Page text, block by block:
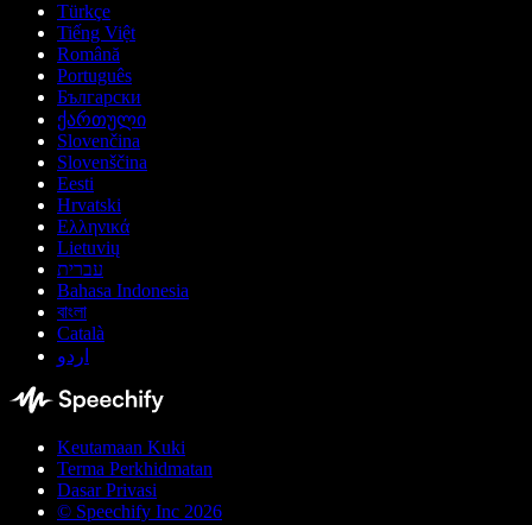
Türkçe
Tiếng Việt
Română
Português
Български
ქართული
Slovenčina
Slovenščina
Eesti
Hrvatski
Ελληνικά
Lietuvių
עברית
Bahasa Indonesia
বাংলা
Català
اردو
Keutamaan Kuki
Terma Perkhidmatan
Dasar Privasi
© Speechify Inc 2026